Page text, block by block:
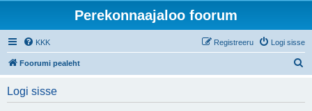
Perekonnaajaloo foorum
KKK Logi sisse
Registreeru
Foorumi pealeht
Logi sisse